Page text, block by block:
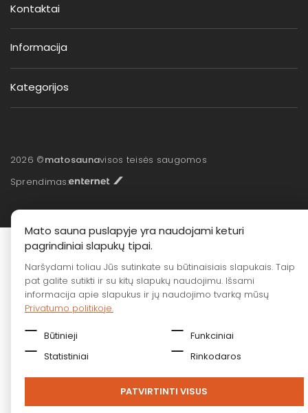
Kontaktai
Informacija
Kategorijos
2026 ©matosaunavisos teisės saugomos
Sprendimas:
Mato sauna puslapyje yra naudojami keturi
pagrindiniai slapukų tipai.
Naršydami toliau Jūs sutinkate su būtinaisiais slapukais. Taip
pat galite sutikti ir su kitų slapukų naudojimu. Išsami
informacija apie slapukus ir jų naudojimo tvarką mūsų
Privatumo politikoje.
Būtinieji
Funkciniai
Statistiniai
Rinkodaros
PATVIRTINTI VISUS